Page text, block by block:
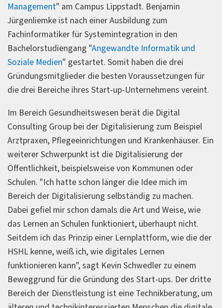
Management" am Campus Lippstadt. Benjamin
Jürgenliemke ist nach einer Ausbildung zum
Fachinformatiker für Systemintegration in den
Bachelorstudiengang "Angewandte Informatik und
Soziale Medien" gestartet. Somit haben die drei
Gründungsmitglieder die besten Voraussetzungen für
die drei Bereiche ihres Start-up-Unternehmens vereint.
Im Bereich Gesundheitswesen berät die Digital
Consulting Group bei der Digitalisierung zum Beispiel
Arztpraxen, Pflegeeinrichtungen und Krankenhäuser. Ein
weiterer Schwerpunkt ist die Digitalisierung der
Öffentlichkeit, beispielsweise von Kommunen oder
Schulen. "Ich hatte schon länger die Idee mich im
Bereich der Digitalisierung selbständig zu machen.
Dabei gefiel mir schon damals die Art und Weise, wie
das Lernen an Schulen funktioniert, überhaupt nicht.
Seitdem ich das Prinzip einer Lernplattform, wie die der
HSHL kenne, weiß ich, wie digitales Lernen
funktionieren kann", sagt Kevin Schwedler zu einem
Beweggrund für die Gründung des Start-ups. Der dritte
Bereich der Dienstleistung ist eine Technikberatung, um